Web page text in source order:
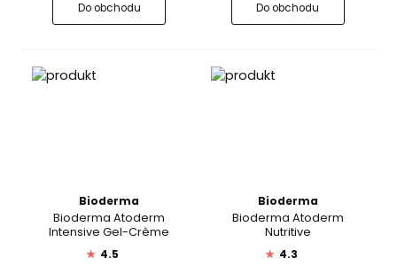
Do obchodu Do obchodu
Bioderma
Bioderma Atoderm
Intensive Gel-Crème
★ 4.5
Bioderma
Bioderma Atoderm
Nutritive
★ 4.3